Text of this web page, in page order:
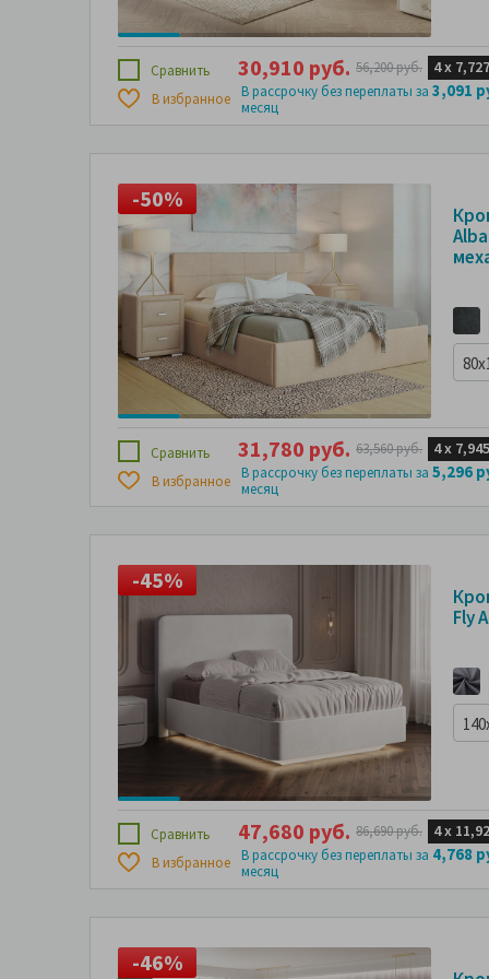
Сравнить
В избранное
30,910 руб. 56,200 руб. 4 х
В рассрочку без переплаты за 3,091
месяц
-50%
Сравнить
В избранное
31,780 руб. 63,560 руб. 4 х
В рассрочку без переплаты за 5,296
месяц
-45%
Fly
Сравнить
В избранное
47,680 руб. 86,690 руб. 4 х
В рассрочку без переплаты за 4,768
месяц
-46%